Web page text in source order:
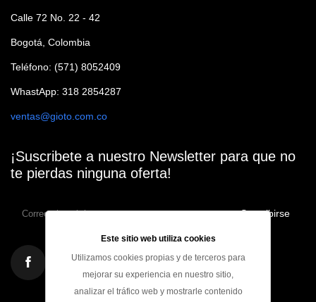
Este sitio web utiliza cookies
Utilizamos cookies propias y de terceros para
mejorar su experiencia en nuestro sitio,
analizar el tráfico web y mostrarle contenido
Calle 72 No. 22 - 42
Bogotá, Colombia
Teléfono: (571) 8052409
WhastApp: 318 2854287
ventas@gioto.com.co
¡Suscribete a nuestro Newsletter para que no
te pierdas ninguna oferta!
Suscribirse